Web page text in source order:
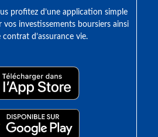
profitez d’une application simple
vos investissements boursiers ainsi
d’assurance vie.